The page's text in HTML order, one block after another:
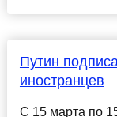
Путин
иностранцев
С 15 марта по